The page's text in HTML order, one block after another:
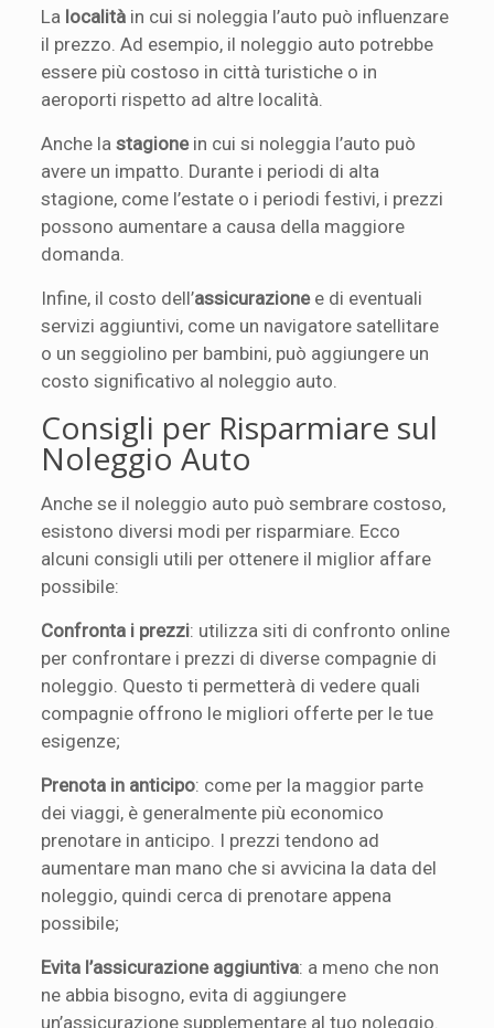
La località in cui si noleggia l’auto può influenzare
il prezzo. Ad esempio, il noleggio auto potrebbe
essere più costoso in città turistiche o in
aeroporti rispetto ad altre località.
Anche lastagionein cui si noleggia l’auto può
avere un impatto. Durante i periodi di alta
stagione, come l’estate o i periodi festivi, i prezzi
possono aumentare a causa della maggiore
domanda.
Infine, il costo dell’assicurazionee di eventuali
servizi aggiuntivi, come un navigatore satellitare
o un seggiolino per bambini, può aggiungere un
costo significativo al noleggio auto.
Consigli per Risparmiare sul
Noleggio Auto
Anche se il noleggio auto può sembrare costoso,
esistono diversi modi per risparmiare. Ecco
alcuni consigli utili per ottenere il miglior affare
possibile:
Confronta i prezzi: utilizza siti di confronto online
per confrontare i prezzi di diverse compagnie di
noleggio. Questo ti permetterà di vedere quali
compagnie offrono le migliori offerte per le tue
esigenze;
Prenota in anticipo: come per la maggior parte
dei viaggi, è generalmente più economico
prenotare in anticipo. I prezzi tendono ad
aumentare man mano che si avvicina la data del
noleggio, quindi cerca di prenotare appena
possibile;
Evita l’assicurazione aggiuntiva: a meno che non
ne abbia bisogno, evita di aggiungere
un’assicurazione supplementare al tuo noleggio.